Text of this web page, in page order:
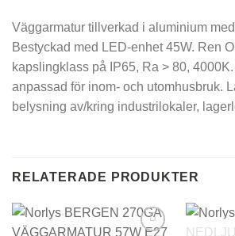
Väggarmatur tillverkad i aluminium
Bestyckad med LED-enhet 45W. Ren
kapslingklass på IP65, Ra > 80,
anpassad för inom- och utomhusbruk.
belysning av/kring industrilokaler,
RELATERADE PRODUKTER